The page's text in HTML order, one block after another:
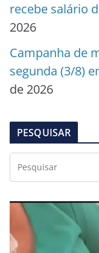
recebe salário
2026
Campanha de
segunda (3/8)
de 2026
PESQUISAR